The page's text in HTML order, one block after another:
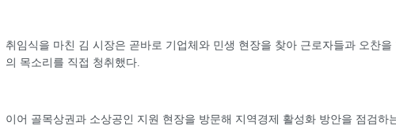
취임식을 마친 김 시장은 곧바로 기업체와 민생 현장을 찾아 근로자들과 오찬을
의 목소리를 직접 청취했다.
이어 골목상권과 소상공인 지원 현장을 방문해 지역경제 활성화 방안을 점검하